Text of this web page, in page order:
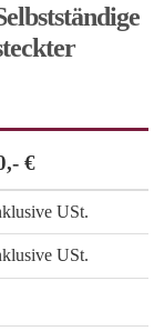
€
USt.
USt.